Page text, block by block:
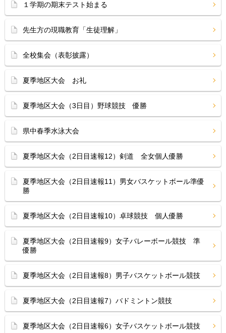
１学期の期末テスト始まる
先生方の現職教育「生徒理解」
全校集会（表彰披露）
夏季地区大会 お礼
夏季地区大会（3日目）野球競技 優勝
県中春季水泳大会
夏季地区大会（2日目速報12）剣道 全女個人優勝
夏季地区大会（2日目速報11）男女バスケットボール準優
勝
夏季地区大会（2日目速報10）卓球競技 個人優勝
夏季地区大会（2日目速報9）女子バレーボール競技 準
優勝
夏季地区大会（2日目速報8）男子バスケットボール競技
夏季地区大会（2日目速報7）バドミントン競技
夏季地区大会（2日目速報6）女子バスケットボール競技